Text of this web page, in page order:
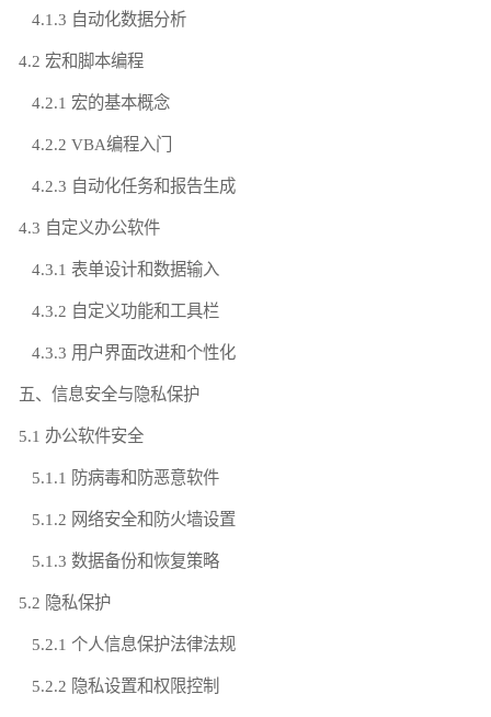
4.1.3 自动化数据分析
4.2 宏和脚本编程
4.2.1 宏的基本概念
4.2.2 VBA编程入门
4.2.3 自动化任务和报告生成
4.3 自定义办公软件
4.3.1 表单设计和数据输入
4.3.2 自定义功能和工具栏
4.3.3 用户界面改进和个性化
五、信息安全与隐私保护
5.1 办公软件安全
5.1.1 防病毒和防恶意软件
5.1.2 网络安全和防火墙设置
5.1.3 数据备份和恢复策略
5.2 隐私保护
5.2.1 个人信息保护法律法规
5.2.2 隐私设置和权限控制